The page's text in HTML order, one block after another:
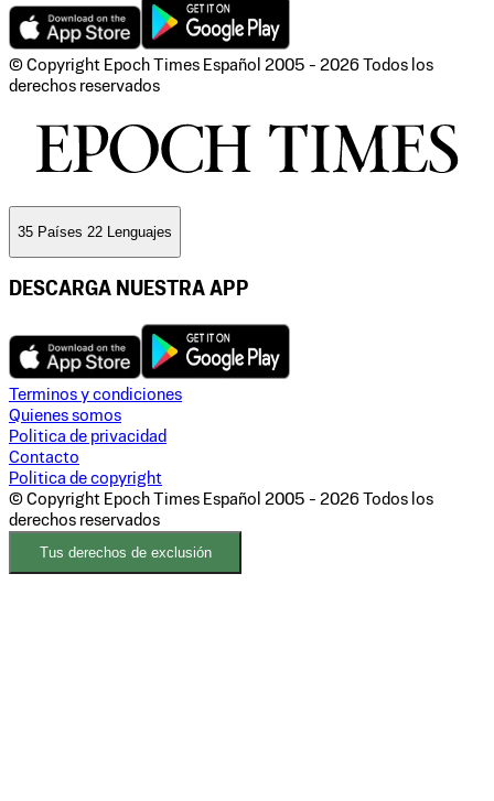
© Copyright Epoch Times Español 2005 - 2026 Todos los
derechos reservados
35 Países 22 Lenguajes
DESCARGA NUESTRA APP
Terminos y condiciones
Quienes somos
Politica de privacidad
Contacto
Politica de copyright
© Copyright Epoch Times Español 2005 - 2026 Todos los
derechos reservados
Tus derechos de exclusión